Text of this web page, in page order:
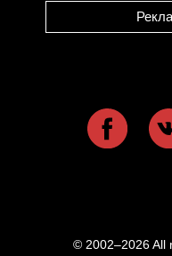
© 2002–2026 All